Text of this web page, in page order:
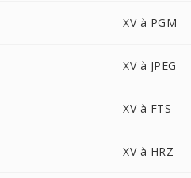
XV à PGM
XV à JPEG
XV à FTS
XV à HRZ